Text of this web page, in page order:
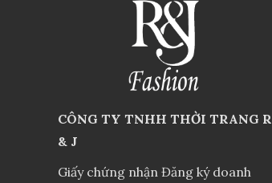
CÔNG TY TNHH THỜI TRANG R
& J
Giấy chứng nhận Đăng ký doanh